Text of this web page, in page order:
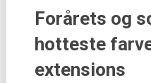
Forårets og
hotteste
extensions